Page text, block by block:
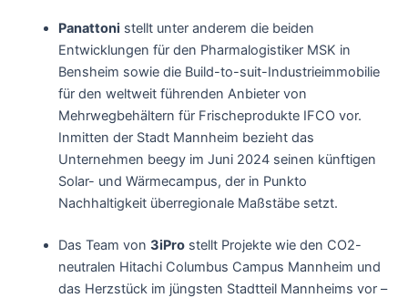
Panattoni stellt unter anderem die beiden
Entwicklungen für den Pharmalogistiker MSK in
Bensheim sowie die Build-to-suit-Industrieimmobilie
für den weltweit führenden Anbieter von
Mehrwegbehältern für Frischeprodukte IFCO vor.
Inmitten der Stadt Mannheim bezieht das
Unternehmen beegy im Juni 2024 seinen künftigen
Solar- und Wärmecampus, der in Punkto
Nachhaltigkeit überregionale Maßstäbe setzt.
Das Team von 3iProstellt Projekte wie den CO2-
neutralen Hitachi Columbus Campus Mannheim und
das Herzstück im jüngsten Stadtteil Mannheims vor –